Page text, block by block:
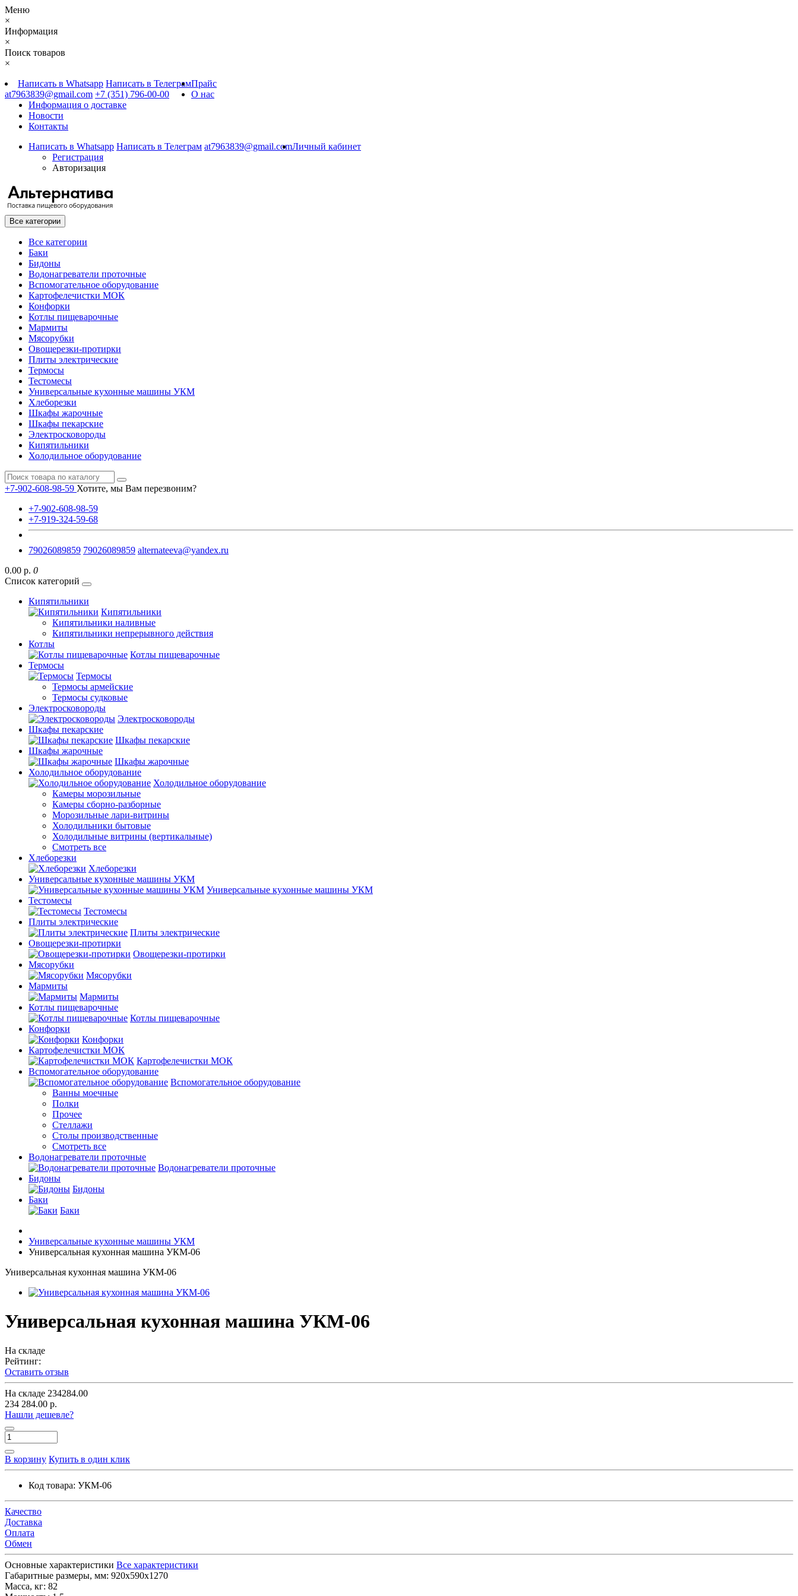
Меню
×
Информация
×
Поиск товаров
×
Написать в Whatsapp Написать в Телеграм
at7963839@gmail.com +7 (351) 796-00-00
Прайс
О нас
Информация о доставке
Новости
Контакты
Написать в Whatsapp Написать в Телеграм at7963839@gmail.comЛичный кабинет
Регистрация
Авторизация
Все категории
Все категории
Баки
Бидоны
Водонагреватели проточные
Вспомогательное оборудование
Картофелечистки МОК
Конфорки
Котлы пищеварочные
Мармиты
Мясорубки
Овощерезки-протирки
Плиты электрические
Термосы
Тестомесы
Универсальные кухонные машины УКМ
Хлеборезки
Шкафы жарочные
Шкафы пекарские
Электросковороды
Кипятильники
Холодильное оборудование
+7-902-608-98-59 Хотите, мы Вам перезвоним?
+7-902-608-98-59
+7-919-324-59-68
79026089859 79026089859 alternateeva@yandex.ru
0.00 р. 0
Список категорий
Кипятильники
Кипятильники
Кипятильники наливные
Кипятильники непрерывного действия
Котлы
Котлы пищеварочные
Термосы
Термосы
Термосы армейские
Термосы судковые
Электросковороды
Электросковороды
Шкафы пекарские
Шкафы пекарские
Шкафы жарочные
Шкафы жарочные
Холодильное оборудование
Холодильное оборудование
Камеры морозильные
Камеры сборно-разборные
Морозильные лари-витрины
Холодильники бытовые
Холодильные витрины (вертикальные)
Смотреть все
Хлеборезки
Хлеборезки
Универсальные кухонные машины УКМ
Универсальные кухонные машины УКМ
Тестомесы
Тестомесы
Плиты электрические
Плиты электрические
Овощерезки-протирки
Овощерезки-протирки
Мясорубки
Мясорубки
Мармиты
Мармиты
Котлы пищеварочные
Котлы пищеварочные
Конфорки
Конфорки
Картофелечистки МОК
Картофелечистки МОК
Вспомогательное оборудование
Вспомогательное оборудование
Ванны моечные
Полки
Прочее
Стеллажи
Столы производственные
Смотреть все
Водонагреватели проточные
Водонагреватели проточные
Бидоны
Бидоны
Баки
Баки
Универсальные кухонные машины УКМ
Универсальная кухонная машина УКМ-06
Универсальная кухонная машина УКМ-06
Универсальная кухонная машина УКМ-06
На складе
Рейтинг:
Оставить отзыв
На складе 234284.00
234 284.00 р.
Нашли дешевле?
В корзину Купить в один клик
Код товара: УКМ-06
Качество
Доставка
Оплата
Обмен
Основные характеристики Все характеристики
Габаритные размеры, мм: 920х590х1270
Масса, кг: 82